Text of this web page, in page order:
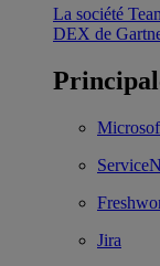
La société
DEX de
Jira